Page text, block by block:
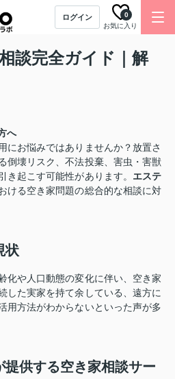
ログイン
お気に入り
0
談完全ガイド｜解
へ
にお悩みではありませんか？放置さ
倒壊リスク、不法投棄、害虫・害獣
き起こす可能性があります。 エステ
ける空き家問題の総合的な相談に対
状
化や人口動態の変化に伴い、空き家
した実家を持て余している、遠方に
用方法がわからないといった声が多
提供する空き家相談サー